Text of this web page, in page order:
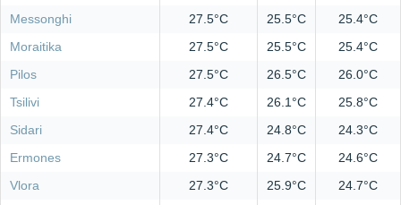
Messonghi
27.5°C 25.5°C
25.4°C
Moraitika
27.5°C 25.5°C
25.4°C
Pilos
27.5°C 26.5°C
26.0°C
Tsilivi
27.4°C 26.1°C
25.8°C
Sidari
27.4°C 24.8°C
24.3°C
Ermones
27.3°C 24.7°C
24.6°C
Vlora
27.3°C 25.9°C
24.7°C